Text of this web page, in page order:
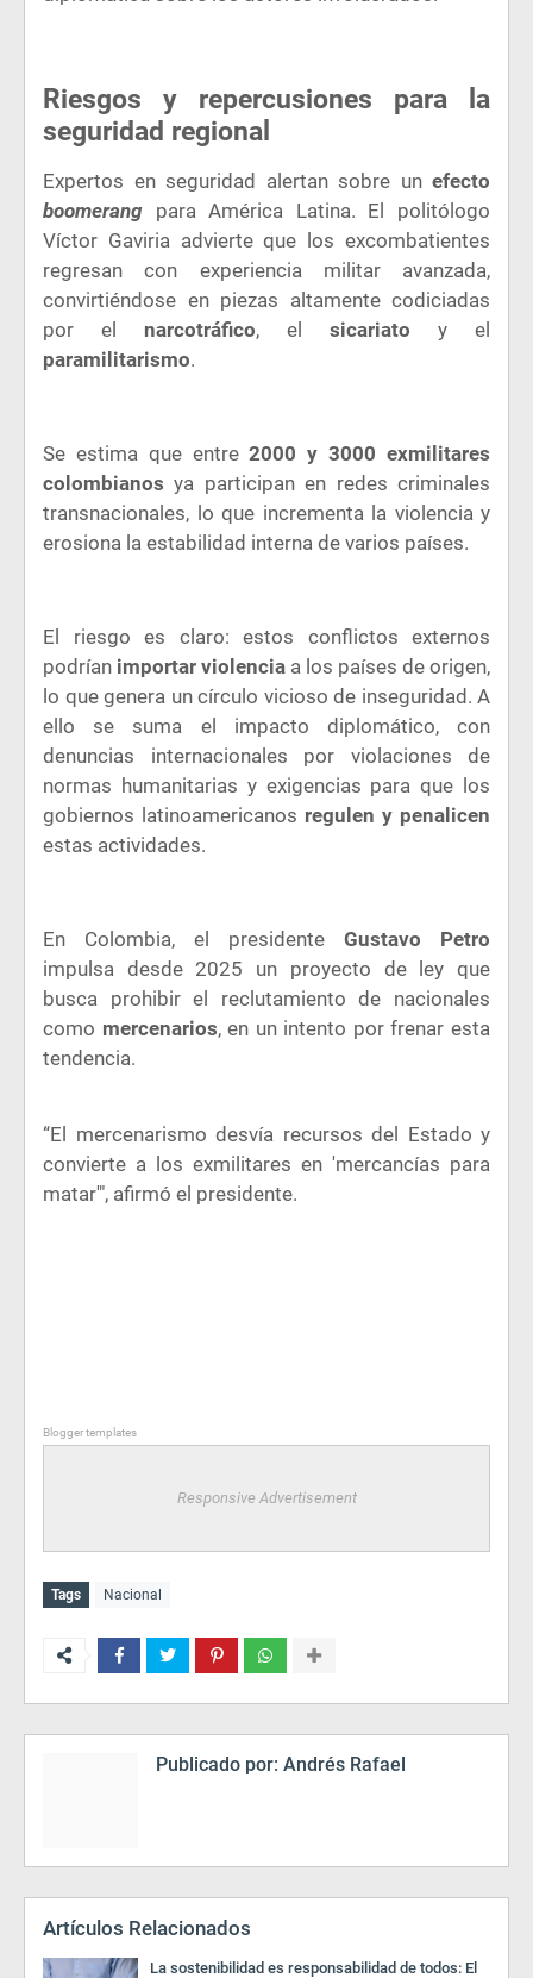
Riesgos y repercusiones para la
seguridad regional
Expertos en seguridad alertan sobre un efecto
boomerang
para América Latina. El politólogo
Víctor Gaviria advierte que los excombatientes
regresan con experiencia militar avanzada,
convirtiéndose en piezas altamente codiciadas
por el narcotráfico, el sicariato y el
paramilitarismo.
Se estima que entre2000 y 3000 exmilitares
colombianos ya participan en redes criminales
transnacionales, lo que incrementa la violencia y
erosiona la estabilidad interna de varios países.
El riesgo es claro: estos conflictos externos
podrían importar violencia a los países de origen,
lo que genera un círculo vicioso de inseguridad. A
ello se suma el impacto diplomático, con
denuncias internacionales por violaciones de
normas humanitarias y exigencias para que los
gobiernos latinoamericanos regulen y penalicen
estas actividades.
En Colombia, el presidente Gustavo Petro
impulsa desde 2025 un proyecto de ley que
busca prohibir el reclutamiento de nacionales
como mercenarios, en un intento por frenar esta
tendencia.
“El mercenarismo desvía recursos del Estado y
convierte a los exmilitares en 'mercancías para
matar'", afirmó el presidente.
Blogger templates
Responsive Advertisement
Tags Nacional
Publicado por: Andrés Rafael
Artículos Relacionados
La sostenibilidad es responsabilidad de todos: El